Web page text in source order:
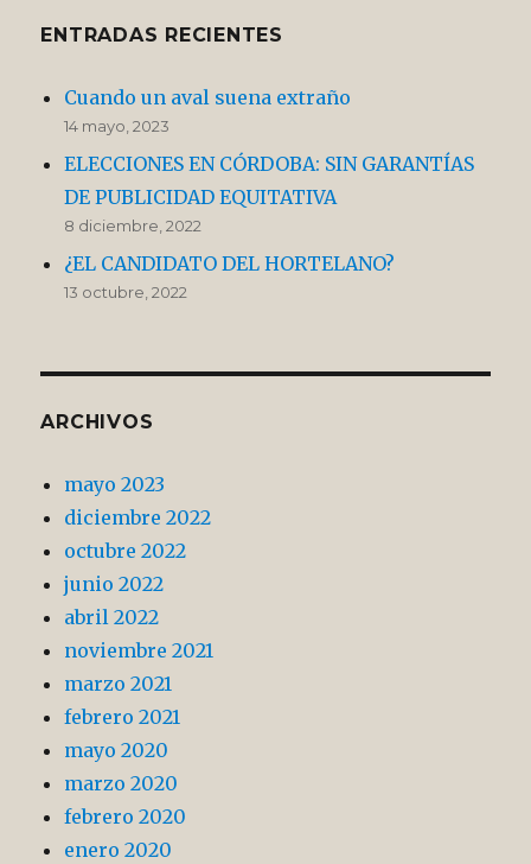
ENTRADAS RECIENTES
Cuando un aval suena extraño
14 mayo, 2023
ELECCIONES EN CÓRDOBA: SIN GARANTÍAS
DE PUBLICIDAD EQUITATIVA
8 diciembre, 2022
¿EL CANDIDATO DEL HORTELANO?
13 octubre, 2022
ARCHIVOS
mayo 2023
diciembre 2022
octubre 2022
junio 2022
abril 2022
noviembre 2021
marzo 2021
febrero 2021
mayo 2020
marzo 2020
febrero 2020
enero 2020